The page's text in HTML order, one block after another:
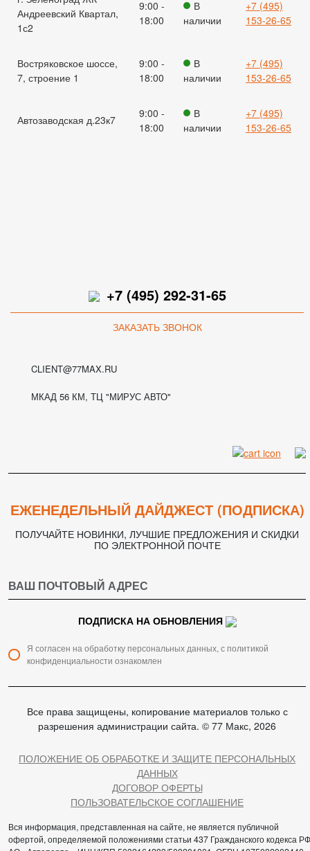
Андреевский Квартал,
1с2
9:00 -
18:00
В
наличии
+7 (495)
153-26-65
Востряковское шоссе,
7, строение 1
9:00 -
18:00
В
наличии
+7 (495)
153-26-65
Автозаводская д.23к7
9:00 -
18:00
В
наличии
+7 (495)
153-26-65
+7 (495) 292-31-65
ЗАКАЗАТЬ ЗВОНОК
CLIENT@77MAX.RU
МКАД 56 КМ, ТЦ "МИРУС АВТО"
ЕЖЕНЕДЕЛЬНЫЙ ДАЙДЖЕСТ (ПОДПИСКА)
ПОЛУЧАЙТЕ НОВИНКИ, ЛУЧШИЕ ПРЕДЛОЖЕНИЯ И СКИДКИ
ПО ЭЛЕКТРОННОЙ ПОЧТЕ
ПОДПИСКА НА ОБНОВЛЕНИЯ
Я согласен на обработку персональных данных, с политикой
конфиденциальности ознакомлен
Все права защищены, копирование материалов только с
разрешения администрации сайта. © 77 Макс, 2026
ПОЛОЖЕНИЕ ОБ ОБРАБОТКЕ И ЗАЩИТЕ ПЕРСОНАЛЬНЫХ
ДАННЫХ
ДОГОВОР ОФЕРТЫ
ПОЛЬЗОВАТЕЛЬСКОЕ СОГЛАШЕНИЕ
Вся информация, представленная на сайте, не является публичной
офертой, определяемой положениями статьи 437 Гражданского кодекса